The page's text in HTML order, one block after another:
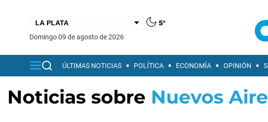
5°
domingo 09 de agosto de 2026
ÚLTIMAS NOTICIAS POLÍTICA ECONOMÍA OPINIÓN
Noticias sobre Nuevos